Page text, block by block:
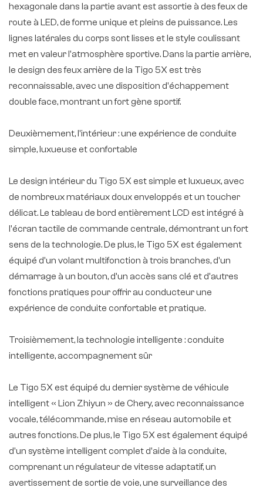
hexagonale dans la partie avant est assortie à des feux de
route à LED, de forme unique et pleins de puissance. Les
lignes latérales du corps sont lisses et le style coulissant
met en valeur l'atmosphère sportive. Dans la partie arrière,
le design des feux arrière de la Tigo 5X est très
reconnaissable, avec une disposition d'échappement
double face, montrant un fort gène sportif.
Deuxièmement, l'intérieur : une expérience de conduite
simple, luxueuse et confortable
Le design intérieur du Tigo 5X est simple et luxueux, avec
de nombreux matériaux doux enveloppés et un toucher
délicat. Le tableau de bord entièrement LCD est intégré à
l'écran tactile de commande centrale, démontrant un fort
sens de la technologie. De plus, le Tigo 5X est également
équipé d'un volant multifonction à trois branches, d'un
démarrage à un bouton, d'un accès sans clé et d'autres
fonctions pratiques pour offrir au conducteur une
expérience de conduite confortable et pratique.
Troisièmement, la technologie intelligente : conduite
intelligente, accompagnement sûr
Le Tigo 5X est équipé du dernier système de véhicule
intelligent « Lion Zhiyun » de Chery, avec reconnaissance
vocale, télécommande, mise en réseau automobile et
autres fonctions. De plus, le Tigo 5X est également équipé
d'un système intelligent complet d'aide à la conduite,
comprenant un régulateur de vitesse adaptatif, un
avertissement de sortie de voie, une surveillance des